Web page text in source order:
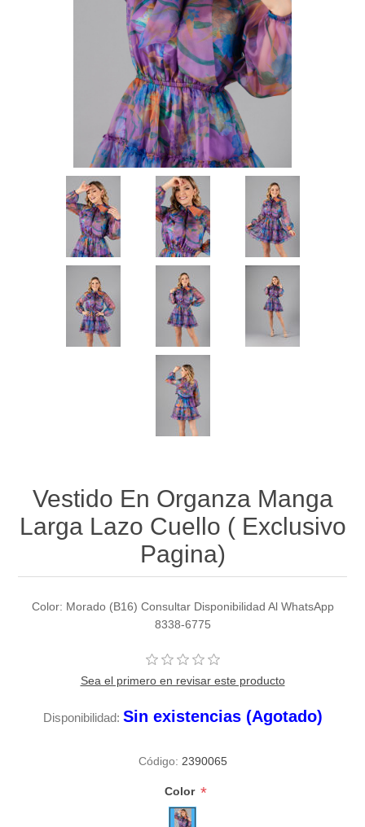
Vestido En Organza Manga
Larga Lazo Cuello ( Exclusivo
Pagina)
Color: Morado (B16) Consultar Disponibilidad Al WhatsApp
8338-6775
Sea el primero en revisar este producto
Disponibilidad: Sin existencias (Agotado)
Código: 2390065
Color *